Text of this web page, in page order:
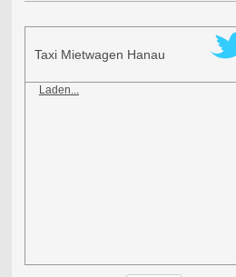
Taxi Mietwagen Hanau
Laden...